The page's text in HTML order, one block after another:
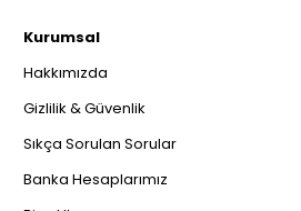
Kurumsal
Hakkımızda
Gizlilik & Güvenlik
Sıkça Sorulan Sorular
Banka Hesaplarımız